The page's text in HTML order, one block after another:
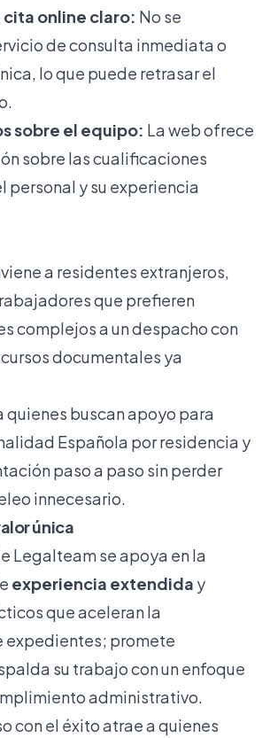
cita online claro: No se
de consulta inmediata o
lo que puede retrasar el
sobre el equipo: La web ofrece
sobre las cualificaciones
personal y su experiencia
a residentes extranjeros,
que prefieren
complejos a un despacho con
documentales ya
quienes buscan apoyo para
Española por residencia y
paso a paso sin perder
innecesario.
única
Legalteam se apoya en la
experiencia extendida y
que aceleran la
expedientes; promete
su trabajo con un enfoque
administrativo.
con el éxito atrae a quienes